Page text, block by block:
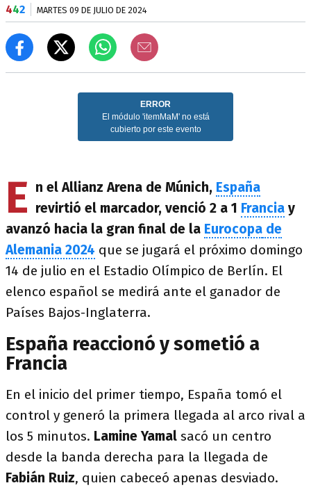
442 MARTES 09 DE JULIO DE 2024
E n el Allianz Arena de Múnich, España
revirtió el marcador, venció 2 a 1 Francia y
avanzó hacia la gran final de la Eurocopa de
Alemania 2024 que se jugará el próximo domingo
14 de julio en el Estadio Olímpico de Berlín. El
elenco español se medirá ante el ganador de
Países Bajos-Inglaterra.
España reaccionó y sometió a
Francia
En el inicio del primer tiempo, España tomó el
control y generó la primera llegada al arco rival a
los 5 minutos. Lamine Yamal sacó un centro
desde la banda derecha para la llegada de
Fabián Ruiz, quien cabeceó apenas desviado.